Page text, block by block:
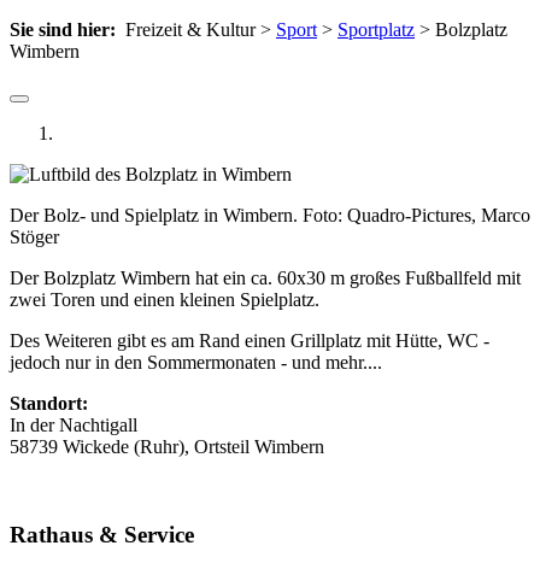
Sie sind hier: Freizeit & Kultur > Sport > Sportplatz > Bolzplatz
Wimbern
Der Bolz- und Spielplatz in Wimbern. Foto: Quadro-Pictures, Marco
Stöger
Der Bolzplatz Wimbern hat ein ca. 60x30 m großes Fußballfeld mit
zwei Toren und einen kleinen Spielplatz.
Des Weiteren gibt es am Rand einen Grillplatz mit Hütte, WC -
jedoch nur in den Sommermonaten - und mehr....
Standort:
In der Nachtigall
58739 Wickede (Ruhr), Ortsteil Wimbern
Rathaus & Service